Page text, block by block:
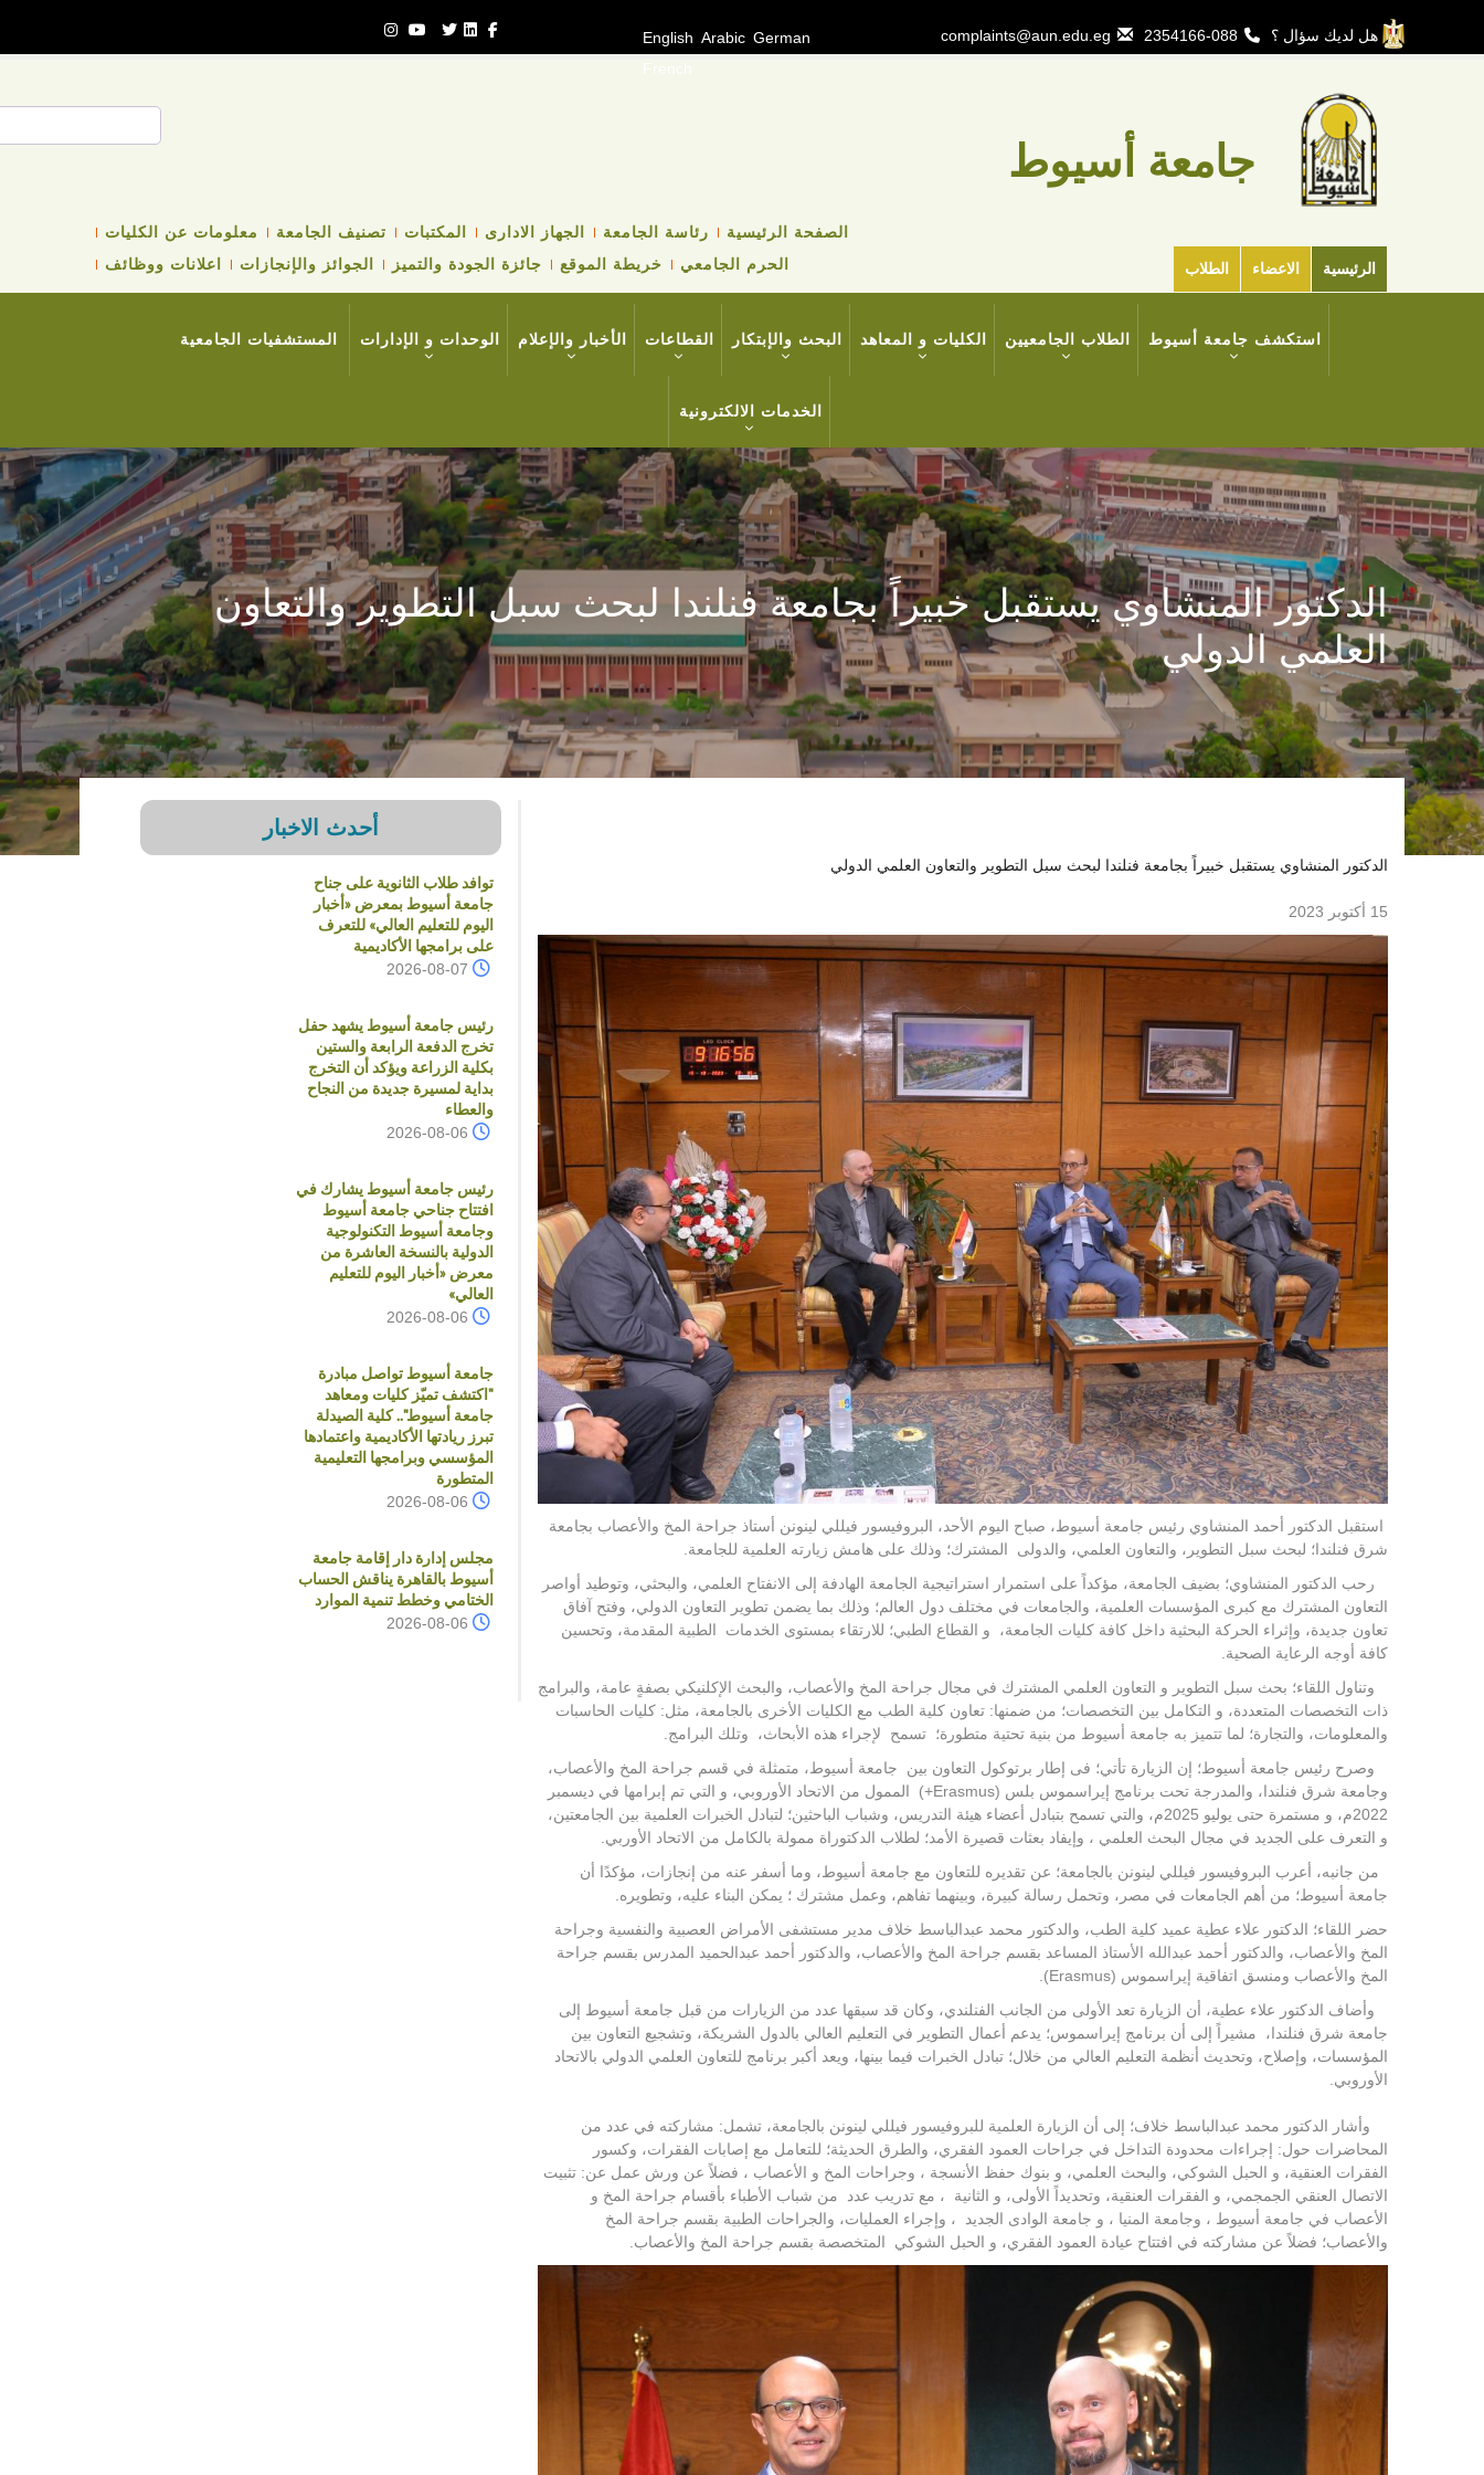
المحتوى
هل لديك سؤال ؟ 088-2354166
complaints@aun.edu.eg
English Arabic German
جامعة أسيوط
الرئيسية الاعضاء الطلاب
NAVIGATION
MENU
الصفحة الرئيسية رئاسة الجامعة الجهاز الادارى المكتبات تصنيف الجامعة
معلومات عن الكليات
الحرم الجامعي
خريطة الموقع جائزة الجودة والتميز الجوائز والإنجازات اعلانات ووظائف
NAVIGATION
استكشف جامعة أسيوط الطلاب الجامعيين الكليات و المعاهد البحث والإبتكار القطاعات الأخبار والإعلام الوحدات و الإدارات المستشفيات الجامعية
الخدمات الالكترونية
الدكتور المنشاوي يستقبل خبيراً بجامعة فنلندا لبحث سبل التطوير والتعاون
العلمي الدولي
الدكتور المنشاوي يستقبل خبيراً بجامعة فنلندا لبحث سبل التطوير والتعاون العلمي الدولي
15 أكتوبر 2023
استقبل الدكتور أحمد المنشاوي رئيس جامعة أسيوط، صباح اليوم الأحد، البروفيسور فيللي لينونن أستاذ جراحة المخ والأعصاب بجامعة
شرق فنلندا؛ لبحث سبل التطوير، والتعاون العلمي، والدولى المشترك؛ وذلك على هامش زيارته العلمية للجامعة.
رحب الدكتور المنشاوي؛ بضيف الجامعة، مؤكداً على استمرار استراتيجية الجامعة الهادفة إلى الانفتاح العلمي، والبحثي، وتوطيد أواصر
التعاون المشترك مع كبرى المؤسسات العلمية، والجامعات في مختلف دول العالم؛ وذلك بما يضمن تطوير التعاون الدولي، وفتح آفاق
تعاون جديدة، وإثراء الحركة البحثية داخل كافة كليات الجامعة، و القطاع الطبي؛ للارتقاء بمستوى الخدمات الطبية المقدمة، وتحسين
كافة أوجه الرعاية الصحية.
وتناول اللقاء؛ بحث سبل التطوير و التعاون العلمي المشترك في مجال جراحة المخ والأعصاب، والبحث الإكلنيكي بصفةٍ عامة، والبرامج
ذات التخصصات المتعددة، و التكامل بين التخصصات؛ من ضمنها: تعاون كلية الطب مع الكليات الأخرى بالجامعة، مثل: كليات الحاسبات
والمعلومات، والتجارة؛ لما تتميز به جامعة أسيوط من بنية تحتية متطورة؛ تسمح لإجراء هذه الأبحاث، وتلك البرامج.
وصرح رئيس جامعة أسيوط؛ إن الزيارة تأتي؛ فى إطار برتوكول التعاون بين جامعة أسيوط، متمثلة في قسم جراحة المخ والأعصاب،
وجامعة شرق فنلندا، والمدرجة تحت برنامج إيراسموس بلس (Erasmus+) الممول من الاتحاد الأوروبي، و التي تم إبرامها في ديسمبر
2022م، و مستمرة حتى يوليو 2025م، والتي تسمح بتبادل أعضاء هيئة التدريس، وشباب الباحثين؛ لتبادل الخبرات العلمية بين الجامعتين،
و التعرف على الجديد في مجال البحث العلمي ، وإيفاد بعثات قصيرة الأمد؛ لطلاب الدكتوراة ممولة بالكامل من الاتحاد الأوربي.
من جانبه، أعرب البروفيسور فيللي لينونن بالجامعة؛ عن تقديره للتعاون مع جامعة أسيوط، وما أسفر عنه من إنجازات، مؤكدًا أن
جامعة أسيوط؛ من أهم الجامعات في مصر، وتحمل رسالة كبيرة، وبينهما تفاهم، وعمل مشترك ؛ يمكن البناء عليه، وتطويره.
حضر اللقاء؛ الدكتور علاء عطية عميد كلية الطب، والدكتور محمد عبدالباسط خلاف مدير مستشفى الأمراض العصبية والنفسية وجراحة
المخ والأعصاب، والدكتور أحمد عبدالله الأستاذ المساعد بقسم جراحة المخ والأعصاب، والدكتور أحمد عبدالحميد المدرس بقسم جراحة
المخ والأعصاب ومنسق اتفاقية إيراسموس (Erasmus).
وأضاف الدكتور علاء عطية، أن الزيارة تعد الأولى من الجانب الفنلندي، وكان قد سبقها عدد من الزيارات من قبل جامعة أسيوط إلى
جامعة شرق فنلندا، مشيراً إلى أن برنامج إيراسموس؛ يدعم أعمال التطوير في التعليم العالي بالدول الشريكة، وتشجيع التعاون بين
المؤسسات، وإصلاح، وتحديث أنظمة التعليم العالي من خلال؛ تبادل الخبرات فيما بينها، ويعد أكبر برنامج للتعاون العلمي الدولي بالاتحاد
الأوروبي.
وأشار الدكتور محمد عبدالباسط خلاف؛ إلى أن الزيارة العلمية للبروفيسور فيللي لينونن بالجامعة، تشمل: مشاركته في عدد من
المحاضرات حول: إجراءات محدودة التداخل في جراحات العمود الفقري، والطرق الحديثة؛ للتعامل مع إصابات الفقرات، وكسور
الفقرات العنقية، و الحبل الشوكي، والبحث العلمي، و بنوك حفظ الأنسجة ، وجراحات المخ و الأعصاب ، فضلاً عن ورش عمل عن: تثبيت
الاتصال العنقي الجمجمي، و الفقرات العنقية، وتحديداً الأولى، و الثانية ، مع تدريب عدد من شباب الأطباء بأقسام جراحة المخ و
الأعصاب في جامعة أسيوط ، وجامعة المنيا ، و جامعة الوادى الجديد ، وإجراء العمليات، والجراحات الطبية بقسم جراحة المخ
والأعصاب؛ فضلاً عن مشاركته في افتتاح عيادة العمود الفقري، و الحبل الشوكي المتخصصة بقسم جراحة المخ والأعصاب.
أحدث الاخبار
توافد طلاب الثانوية على جناح
جامعة أسيوط بمعرض «أخبار
اليوم للتعليم العالي» للتعرف
على برامجها الأكاديمية
2026-08-07
رئيس جامعة أسيوط يشهد حفل
تخرج الدفعة الرابعة والستين
بكلية الزراعة ويؤكد أن التخرج
بداية لمسيرة جديدة من النجاح
والعطاء
2026-08-06
رئيس جامعة أسيوط يشارك في
افتتاح جناحي جامعة أسيوط
وجامعة أسيوط التكنولوجية
الدولية بالنسخة العاشرة من
معرض «أخبار اليوم للتعليم
العالي»
2026-08-06
جامعة أسيوط تواصل مبادرة
"اكتشف تميّز كليات ومعاهد
جامعة أسيوط".. كلية الصيدلة
تبرز ريادتها الأكاديمية واعتمادها
المؤسسي وبرامجها التعليمية
المتطورة
2026-08-06
مجلس إدارة دار إقامة جامعة
أسيوط بالقاهرة يناقش الحساب
الختامي وخطط تنمية الموارد
2026-08-06